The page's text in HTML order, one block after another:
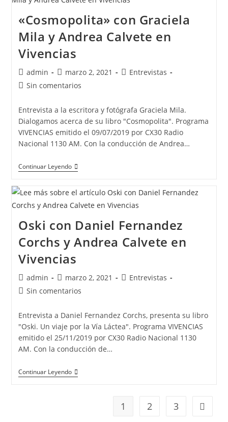
«Cosmopolita» con Graciela
Mila y Andrea Calvete en
Vivencias
admin marzo 2, 2021
Entrevistas
Sin comentarios
Entrevista a la escritora y fotógrafa Graciela Mila.
Dialogamos acerca de su libro "Cosmopolita". Programa
VIVENCIAS emitido el 09/07/2019 por CX30 Radio
Nacional 1130 AM. Con la conducción de Andrea…
Continuar Leyendo
Oski con Daniel Fernandez
Corchs y Andrea Calvete en
Vivencias
admin marzo 2, 2021
Entrevistas
Sin comentarios
Entrevista a Daniel Fernandez Corchs, presenta su libro
"Oski. Un viaje por la Vía Láctea". Programa VIVENCIAS
emitido el 25/11/2019 por CX30 Radio Nacional 1130
AM. Con la conducción de…
Continuar Leyendo
1 2 3